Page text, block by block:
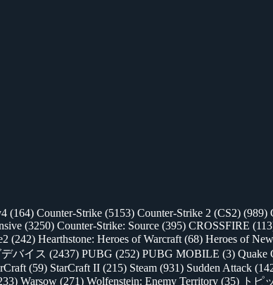
(164) Counter-Strike (5153) Counter-Strike 2 (CS2) (989)
(3250) Counter-Strike: Source (395) CROSSFIRE
(242) Hearthstone: Heroes of Warcraft (68) Heroes of
バイス (2437) PUBG (252) PUBG MOBILE (3) Quake
(59) StarCraft II (215) Steam (931) Sudden Attack
Warsow (271) Wolfenstein: Enemy Territory (35) トピ